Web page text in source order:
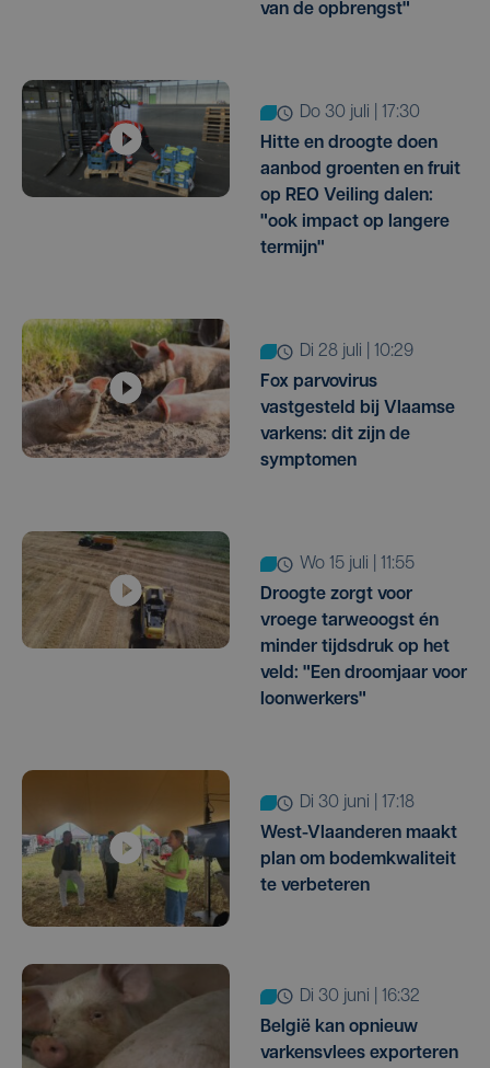
van de opbrengst"
do 30 juli | 17:30
Hitte en droogte doen
aanbod groenten en fruit
op REO Veiling dalen:
"ook impact op langere
termijn"
di 28 juli | 10:29
Fox parvovirus
vastgesteld bij Vlaamse
varkens: dit zijn de
symptomen
wo 15 juli | 11:55
Droogte zorgt voor
vroege tarweoogst én
minder tijdsdruk op het
veld: "Een droomjaar voor
loonwerkers"
di 30 juni | 17:18
West-Vlaanderen maakt
plan om bodemkwaliteit
te verbeteren
di 30 juni | 16:32
België kan opnieuw
varkensvlees exporteren